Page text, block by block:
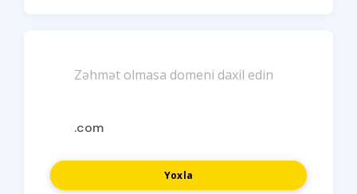
Yoxla